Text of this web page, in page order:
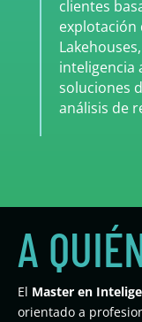
clientes
explotación
inteligencia
soluciones
análisis de
A
El Master en
orientado a